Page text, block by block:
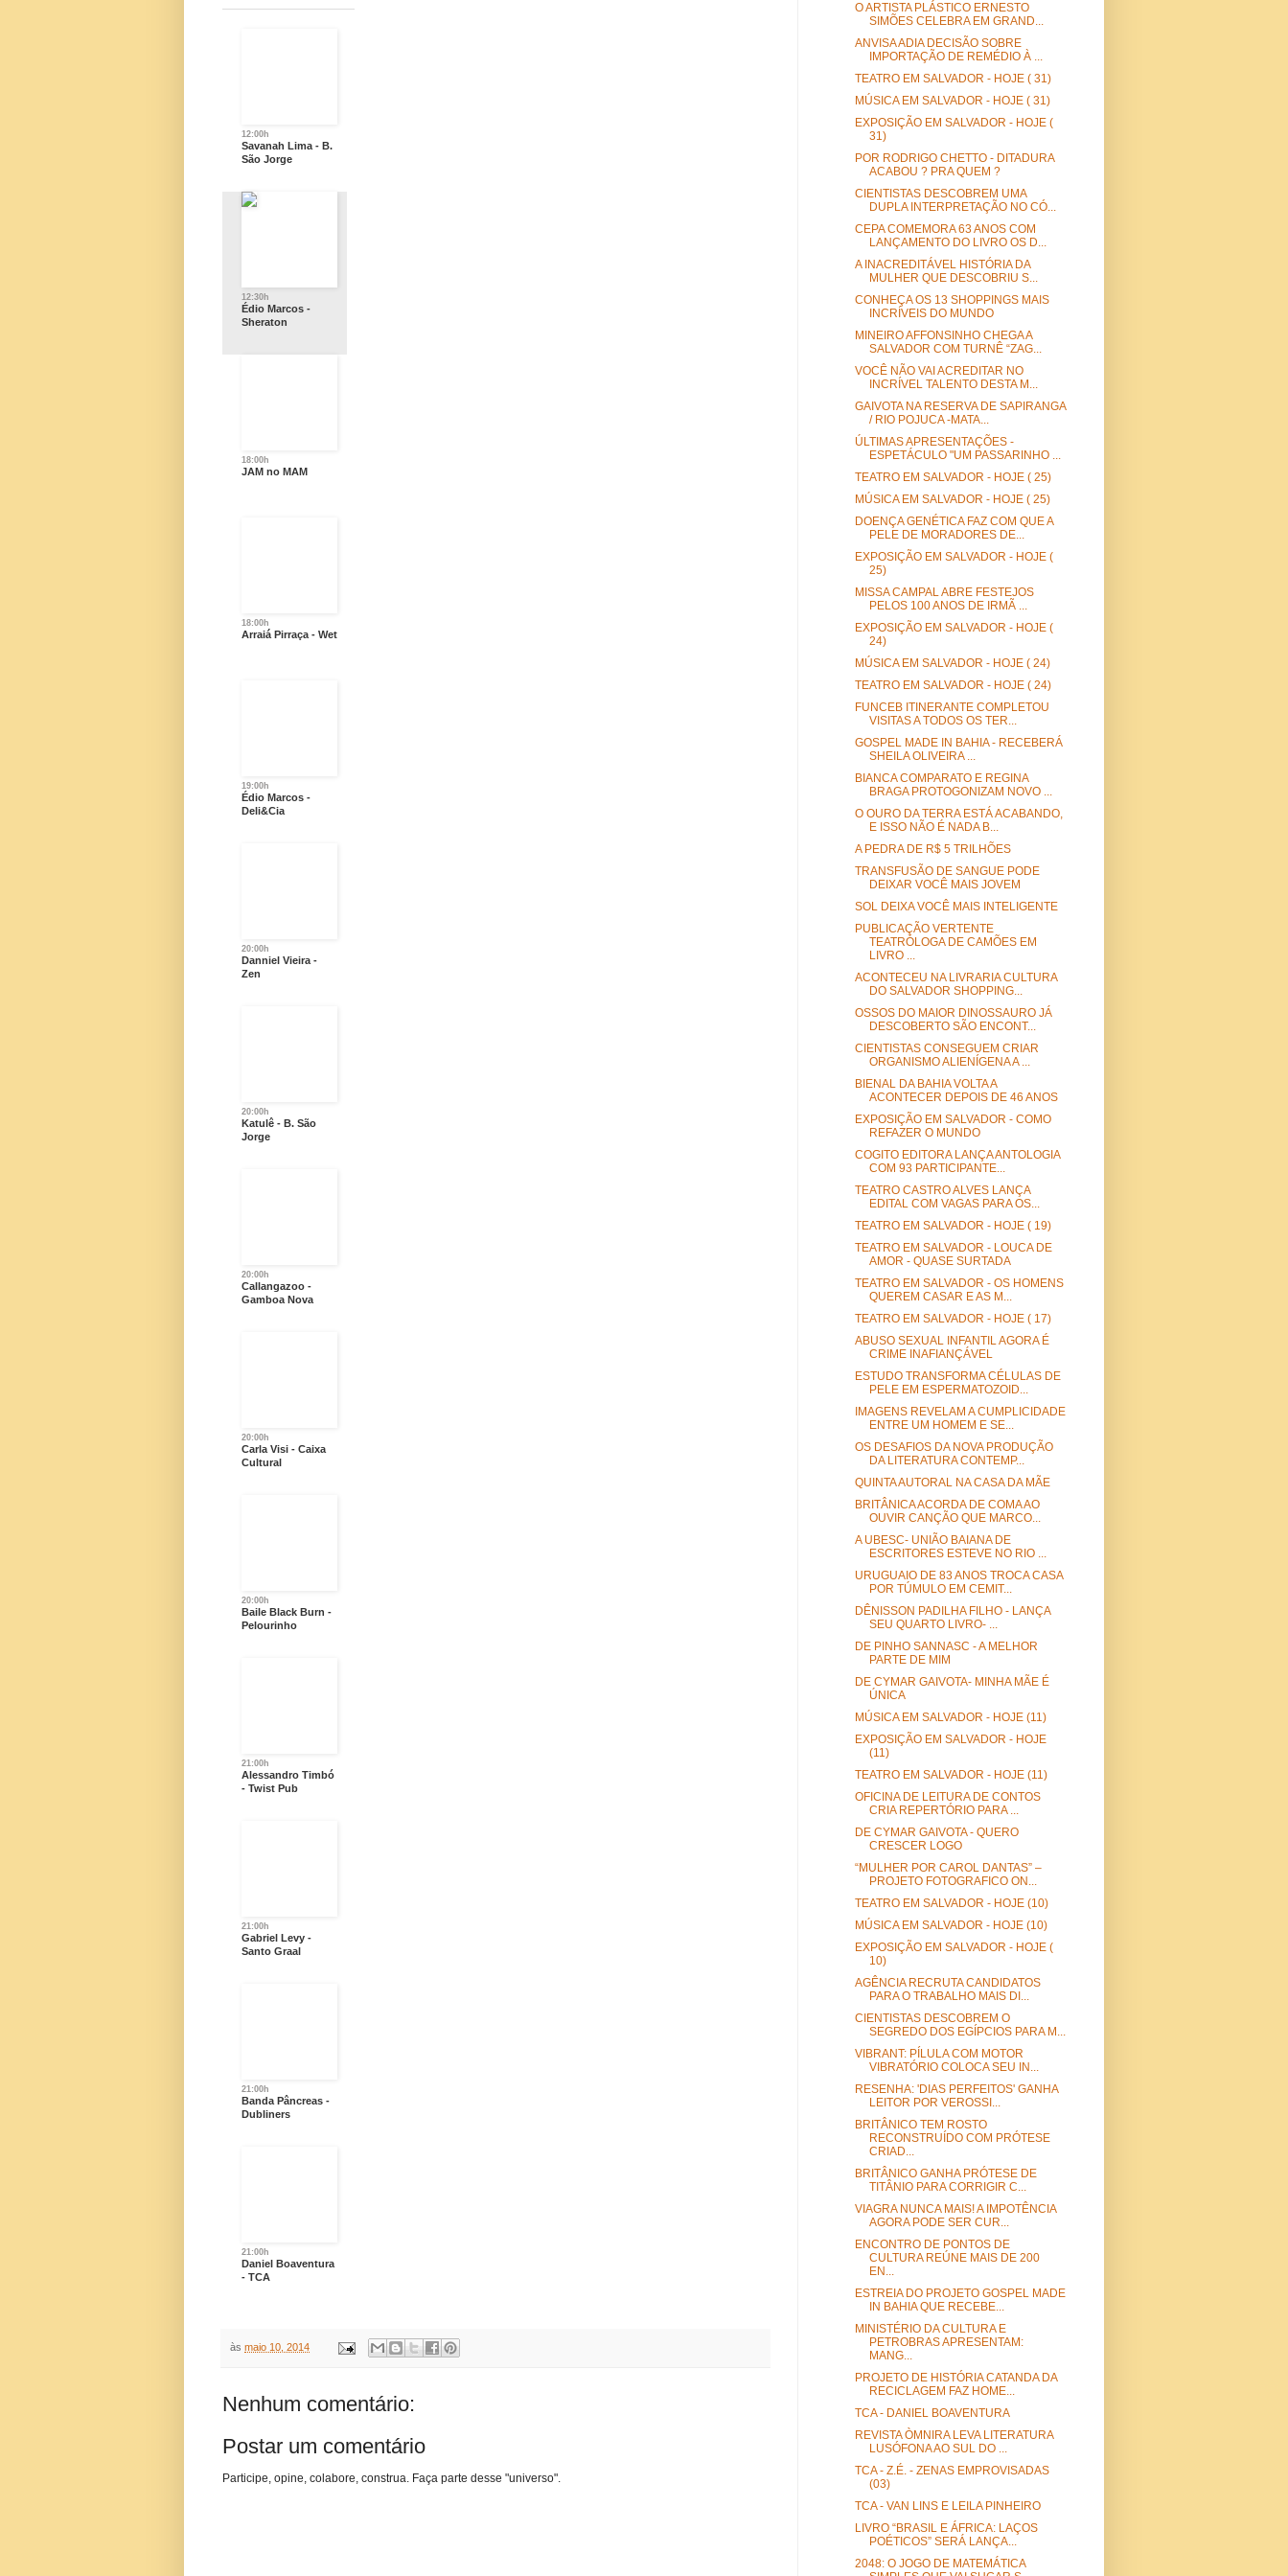
Savanah Lima - B.
São Jorge
12:00h
Édio Marcos -
Sheraton
12:30h
JAM no MAM
18:00h
Arraiá Pirraça - Wet
18:00h
Édio Marcos -
Deli&Cia
19:00h
Danniel Vieira -
Zen
20:00h
Katulê - B. São
Jorge
20:00h
Callangazoo -
Gamboa Nova
20:00h
Carla Visi - Caixa
Cultural
20:00h
Baile Black Burn -
Pelourinho
20:00h
Alessandro Timbó
- Twist Pub
21:00h
Gabriel Levy -
Santo Graal
21:00h
Banda Pâncreas -
Dubliners
21:00h
Daniel Boaventura
- TCA
21:00h
às maio 10, 2014
Nenhum comentário:
Postar um comentário
Participe, opine, colabore, construa. Faça parte desse "universo".
O ARTISTA PLÁSTICO ERNESTO
SIMÕES CELEBRA EM GRAND...
ANVISA ADIA DECISÃO SOBRE
IMPORTAÇÃO DE REMÉDIO À ...
TEATRO EM SALVADOR - HOJE ( 31)
MÚSICA EM SALVADOR - HOJE ( 31)
EXPOSIÇÃO EM SALVADOR - HOJE (
31)
POR RODRIGO CHETTO - DITADURA
ACABOU ? PRA QUEM ?
CIENTISTAS DESCOBREM UMA
DUPLA INTERPRETAÇÃO NO CÓ...
CEPA COMEMORA 63 ANOS COM
LANÇAMENTO DO LIVRO OS D...
A INACREDITÁVEL HISTÓRIA DA
MULHER QUE DESCOBRIU S...
CONHEÇA OS 13 SHOPPINGS MAIS
INCRÍVEIS DO MUNDO
MINEIRO AFFONSINHO CHEGA A
SALVADOR COM TURNÊ “ZAG...
VOCÊ NÃO VAI ACREDITAR NO
INCRÍVEL TALENTO DESTA M...
GAIVOTA NA RESERVA DE SAPIRANGA
/ RIO POJUCA -MATA...
ÚLTIMAS APRESENTAÇÕES -
ESPETÁCULO "UM PASSARINHO ...
TEATRO EM SALVADOR - HOJE ( 25)
MÚSICA EM SALVADOR - HOJE ( 25)
DOENÇA GENÉTICA FAZ COM QUE A
PELE DE MORADORES DE...
EXPOSIÇÃO EM SALVADOR - HOJE (
25)
MISSA CAMPAL ABRE FESTEJOS
PELOS 100 ANOS DE IRMÃ ...
EXPOSIÇÃO EM SALVADOR - HOJE (
24)
MÚSICA EM SALVADOR - HOJE ( 24)
TEATRO EM SALVADOR - HOJE ( 24)
FUNCEB ITINERANTE COMPLETOU
VISITAS A TODOS OS TER...
GOSPEL MADE IN BAHIA - RECEBERÁ
SHEILA OLIVEIRA ...
BIANCA COMPARATO E REGINA
BRAGA PROTOGONIZAM NOVO ...
O OURO DA TERRA ESTÁ ACABANDO,
E ISSO NÃO É NADA B...
A PEDRA DE R$ 5 TRILHÕES
TRANSFUSÃO DE SANGUE PODE
DEIXAR VOCÊ MAIS JOVEM
SOL DEIXA VOCÊ MAIS INTELIGENTE
PUBLICAÇÃO VERTENTE
TEATRÓLOGA DE CAMÕES EM
LIVRO ...
ACONTECEU NA LIVRARIA CULTURA
DO SALVADOR SHOPPING...
OSSOS DO MAIOR DINOSSAURO JÁ
DESCOBERTO SÃO ENCONT...
CIENTISTAS CONSEGUEM CRIAR
ORGANISMO ALIENÍGENA A ...
BIENAL DA BAHIA VOLTA A
ACONTECER DEPOIS DE 46 ANOS
EXPOSIÇÃO EM SALVADOR - COMO
REFAZER O MUNDO
COGITO EDITORA LANÇA ANTOLOGIA
COM 93 PARTICIPANTE...
TEATRO CASTRO ALVES LANÇA
EDITAL COM VAGAS PARA OS...
TEATRO EM SALVADOR - HOJE ( 19)
TEATRO EM SALVADOR - LOUCA DE
AMOR - QUASE SURTADA
TEATRO EM SALVADOR - OS HOMENS
QUEREM CASAR E AS M...
TEATRO EM SALVADOR - HOJE ( 17)
ABUSO SEXUAL INFANTIL AGORA É
CRIME INAFIANÇÁVEL
ESTUDO TRANSFORMA CÉLULAS DE
PELE EM ESPERMATOZOID...
IMAGENS REVELAM A CUMPLICIDADE
ENTRE UM HOMEM E SE...
OS DESAFIOS DA NOVA PRODUÇÃO
DA LITERATURA CONTEMP...
QUINTA AUTORAL NA CASA DA MÃE
BRITÂNICA ACORDA DE COMA AO
OUVIR CANÇÃO QUE MARCO...
A UBESC- UNIÃO BAIANA DE
ESCRITORES ESTEVE NO RIO ...
URUGUAIO DE 83 ANOS TROCA CASA
POR TÚMULO EM CEMIT...
DÊNISSON PADILHA FILHO - LANÇA
SEU QUARTO LIVRO- ...
DE PINHO SANNASC - A MELHOR
PARTE DE MIM
DE CYMAR GAIVOTA- MINHA MÃE É
ÚNICA
MÚSICA EM SALVADOR - HOJE (11)
EXPOSIÇÃO EM SALVADOR - HOJE
(11)
TEATRO EM SALVADOR - HOJE (11)
OFICINA DE LEITURA DE CONTOS
CRIA REPERTÓRIO PARA ...
DE CYMAR GAIVOTA - QUERO
CRESCER LOGO
“MULHER POR CAROL DANTAS” –
PROJETO FOTOGRAFICO ON...
TEATRO EM SALVADOR - HOJE (10)
MÚSICA EM SALVADOR - HOJE (10)
EXPOSIÇÃO EM SALVADOR - HOJE (
10)
AGÊNCIA RECRUTA CANDIDATOS
PARA O TRABALHO MAIS DI...
CIENTISTAS DESCOBREM O
SEGREDO DOS EGÍPCIOS PARA M...
VIBRANT: PÍLULA COM MOTOR
VIBRATÓRIO COLOCA SEU IN...
RESENHA: 'DIAS PERFEITOS' GANHA
LEITOR POR VEROSSI...
BRITÂNICO TEM ROSTO
RECONSTRUÍDO COM PRÓTESE
CRIAD...
BRITÂNICO GANHA PRÓTESE DE
TITÂNIO PARA CORRIGIR C...
VIAGRA NUNCA MAIS! A IMPOTÊNCIA
AGORA PODE SER CUR...
ENCONTRO DE PONTOS DE
CULTURA REÚNE MAIS DE 200
EN...
ESTREIA DO PROJETO GOSPEL MADE
IN BAHIA QUE RECEBE...
MINISTÉRIO DA CULTURA E
PETROBRAS APRESENTAM:
MANG...
PROJETO DE HISTÓRIA CATANDA DA
RECICLAGEM FAZ HOME...
TCA - DANIEL BOAVENTURA
REVISTA ÒMNIRA LEVA LITERATURA
LUSÓFONA AO SUL DO ...
TCA - Z.É. - ZENAS EMPROVISADAS
(03)
TCA - VAN LINS E LEILA PINHEIRO
LIVRO “BRASIL E ÁFRICA: LAÇOS
POÉTICOS” SERÁ LANÇA...
2048: O JOGO DE MATEMÁTICA